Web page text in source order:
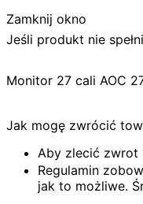
Zamknij okno
Jeśli produkt nie
Monitor 27 cali AOC
Jak mogę zwrócić
Aby zlecić zwrot
Regulamin
jak to możliwe.